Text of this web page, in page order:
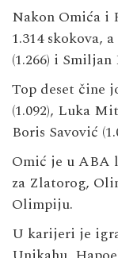
Nakon Omića i
1.314 skokova,
(1.266) i Smiljan
Top deset čine
(1.092), Luka
Boris Savović
Omić je u ABA
za Zlatorog,
Olimpiju.
U karijeri je